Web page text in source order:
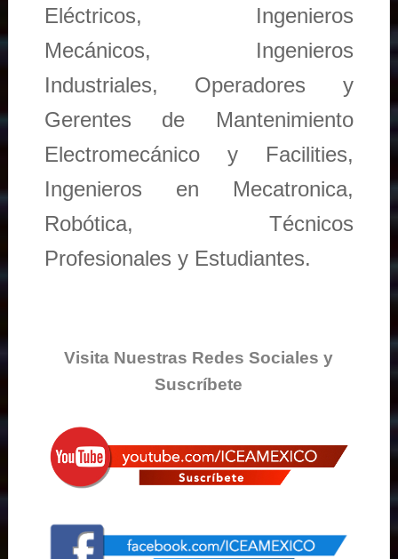
Eléctricos, Ingenieros
Mecánicos, Ingenieros
Industriales, Operadores y
Gerentes de Mantenimiento
Electromecánico y Facilities,
Ingenieros en Mecatronica,
Robótica, Técnicos
Profesionales y Estudiantes.
Visita Nuestras Redes Sociales y
Suscríbete